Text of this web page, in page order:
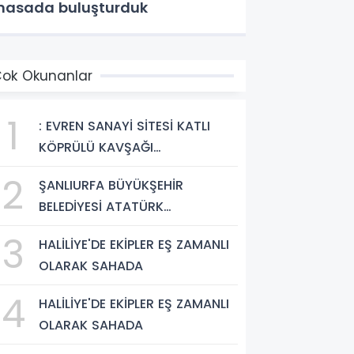
buluşturduk
Okunanlar
1
: EVREN SANAYİ SİTESİ KATLI
KÖPRÜLÜ KAVŞAĞI
BAŞLADI
2
ŞANLIURFA BÜYÜKŞEHİR
BELEDİYESİ ATATÜRK
ÇALIŞMALARINA BAŞLIYOR
3
HALİLİYE'DE EKİPLER EŞ ZAMANLI
OLARAK SAHADA
4
HALİLİYE'DE EKİPLER EŞ ZAMANLI
OLARAK SAHADA